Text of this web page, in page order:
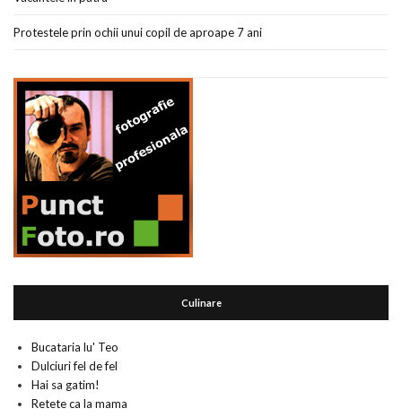
Protestele prin ochii unui copil de aproape 7 ani
Culinare
Bucataria lu' Teo
Dulciuri fel de fel
Hai sa gatim!
Retete ca la mama